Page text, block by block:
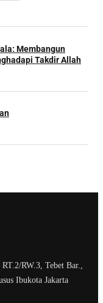
Membangun
Takdir Allah
RW.3, Tebet Bar.,
Ibukota Jakarta